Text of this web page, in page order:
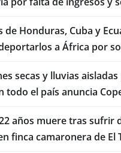
de Honduras, Cuba y
a África por
secas y lluvias
todo el país anuncia
años muere tras sufrir
finca camaronera de El